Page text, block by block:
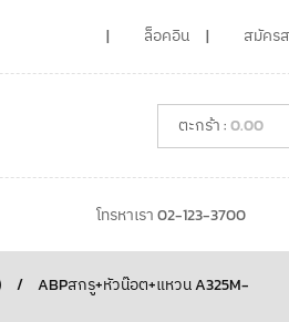
ล็อคอิน สมัคร
0.00
โทรหาเรา 02-123-3700
/
ABPสกรู+หัวน๊อต+แหวน A325M-